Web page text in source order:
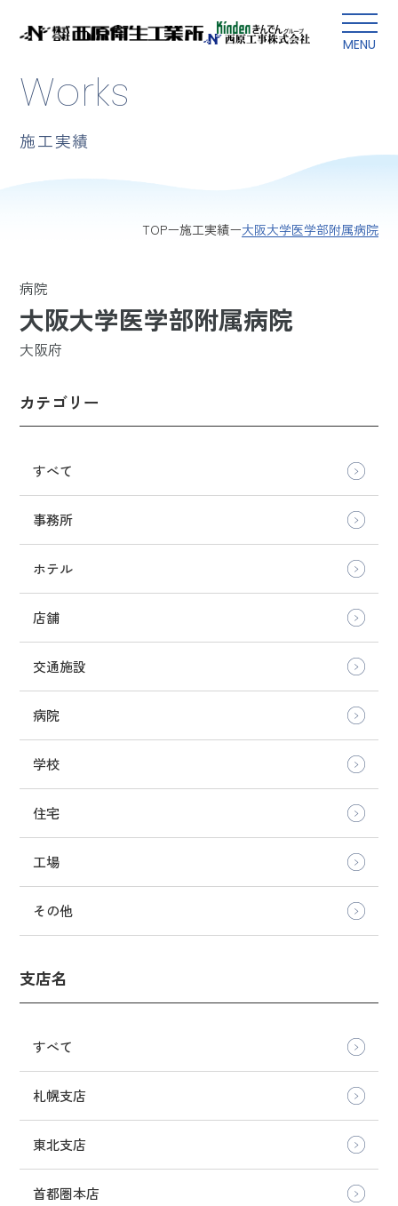
MENU
本文にスキップ
Works
施工実績
TOP 施工実績 大阪大学医学部附属病院
病院
大阪大学医学部附属病院
大阪府
カテゴリー
すべて
事務所
ホテル
店舗
交通施設
病院
学校
住宅
工場
その他
支店名
すべて
札幌支店
東北支店
首都圏本店